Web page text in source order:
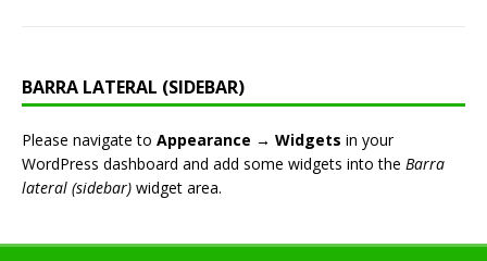
BARRA LATERAL (SIDEBAR)
Please navigate to Appearance → Widgets in your
WordPress dashboard and add some widgets into the Barra
lateral (sidebar) widget area.